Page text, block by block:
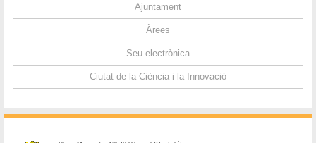
Ajuntament
Àrees
Seu electrònica
Ciutat de la Ciència i la Innovació